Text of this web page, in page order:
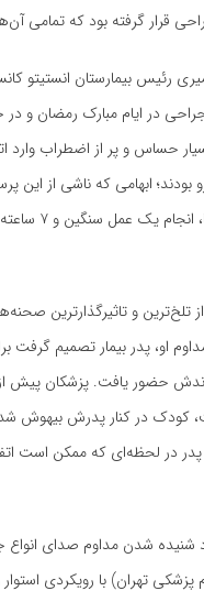
قرار گرفته بود که تمامی
رئیس بیمارستان انستیتو
حساس و پر از اضطراب وارد
بودند؛ ابهامی که ناشی از
تلخ‌ترین و تاثیرگذارترین
او، پدر بیمار تصمیم گرفت
حضور یافت. پزشکان پیش
کودک در کنار پدرش بیهوش
در لحظه‌ای که ممکن است
شنیده شدن مداوم صدای انواع
تهران) با رویکردی استوار